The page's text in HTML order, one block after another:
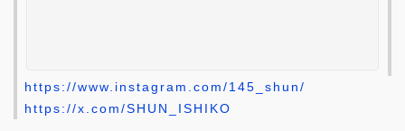
https://www.instagram.com/145_shun/
https://x.com/SHUN_ISHIKO